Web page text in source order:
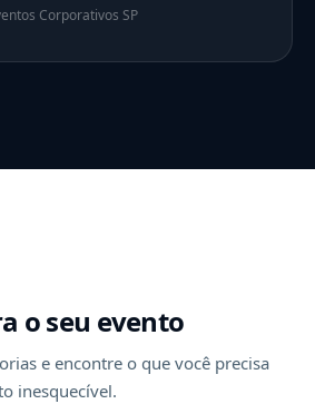
Corporativos SP
o seu evento
e encontre o que você precisa
inesquecível.